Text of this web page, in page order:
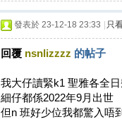
發表於 23-12-18 23:33 只
回覆 nsnlizzzz 的帖子
我大仔讀緊k1 聖雅各全
細仔都係2022年9月出世
但n 班好少位我都驚入唔到